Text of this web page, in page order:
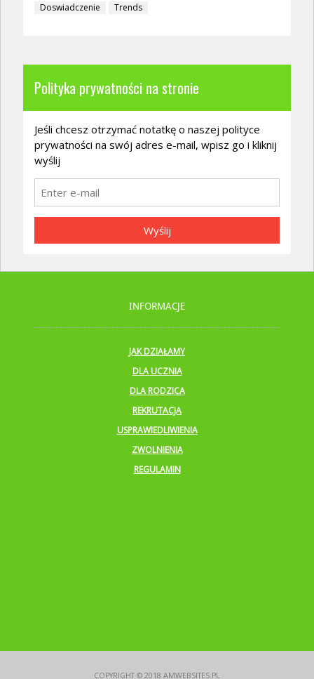
Doswiadczenie Trends
Polityka prywatności na stronie
Jeśli chcesz otrzymać notatkę o naszej polityce
prywatności na swój adres e-mail, wpisz go i kliknij
wyślij
Wyślij
INFORMACJE
JAK DZIAŁAMY
DLA UCZNIA
DLA RODZICA
REKRUTACJA
USPRAWIEDLIWIENIA
ZWOLNIENIA
REGULAMIN
COPYRIGHT © 2018 AMWEBSITES.PL